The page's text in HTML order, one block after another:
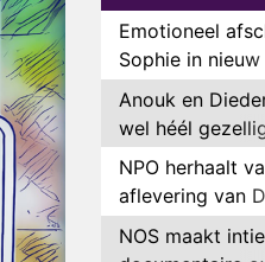
Emotioneel
Sophie in nieuw
Kids and
Anouk en
wel héél
Bondgenoten
NPO herhaalt
aflevering van
Peter Faber
NOS maakt